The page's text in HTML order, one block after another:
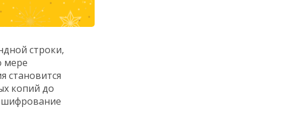
строки,
мере
становится
копий до